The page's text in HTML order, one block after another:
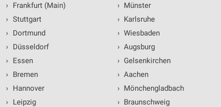
›
Frankfurt (Main)
› Stuttgart
›
Dortmund
›
Düsseldorf
›
Essen
›
Bremen
›
Hannover
›
Leipzig
› Münster
› Karlsruhe
› Wiesbaden
› Augsburg
› Gelsenkirchen
› Aachen
› Mönchengladbach
› Braunschweig